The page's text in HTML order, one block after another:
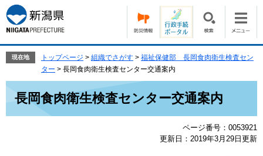
ー
ジ
の
で
ニ
ュ
ー
ば
本
現在地 トップページ > 組織でさがす > 福祉保健部 長岡食肉衛生検査セン
ター > 長岡食肉衛生検査センター交通案内
長岡食肉衛生検査センター交通案内
ページ番号：0053921
更新日：2019年3月29日更新